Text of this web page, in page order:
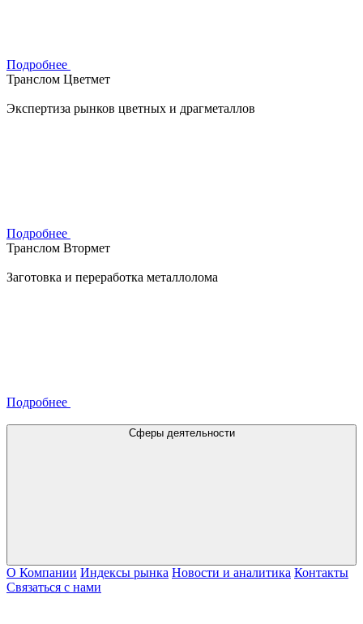
Подробнее
Транслом Цветмет
Экспертиза рынков цветных и драгметаллов
Подробнее
Транслом Втормет
Заготовка и переработка металлолома
Подробнее
Сферы деятельности
О Компании Индексы рынка Новости и аналитика Контакты
Связаться с нами